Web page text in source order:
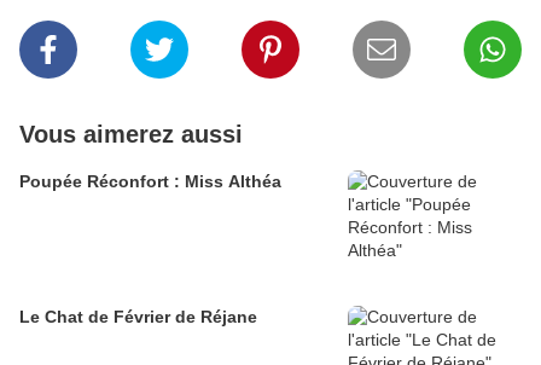
Vous aimerez aussi
Poupée Réconfort : Miss Althéa
Le Chat de Février de Réjane